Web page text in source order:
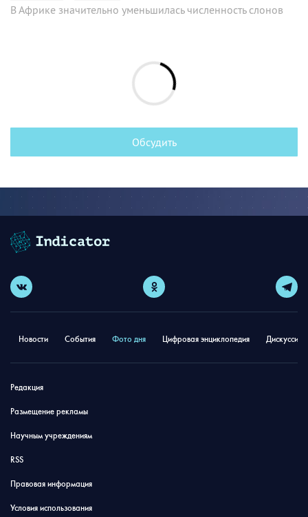
В Африке значительно уменьшилась численность слонов
Обсудить
Новости События Фото дня Цифровая энциклопедия
Редакция
Размещение рекламы
Научным учреждениям
RSS
Правовая информация
Условия использования